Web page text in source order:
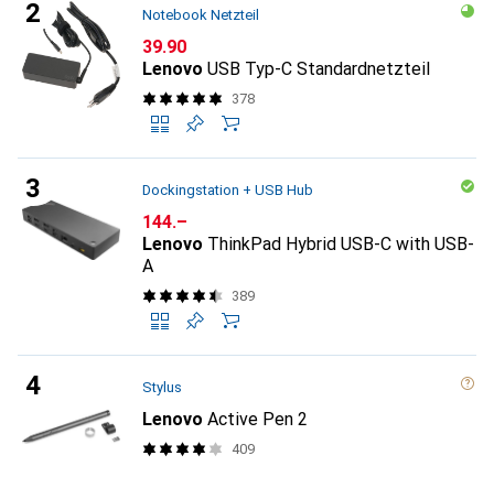
Notebook Netzteil
CHF
39.90
Lenovo USB Typ-C Standardnetzteil
378
Dockingstation + USB Hub
CHF
144.–
Lenovo ThinkPad Hybrid USB-C with USB-
A
389
Stylus
Lenovo Active Pen 2
409